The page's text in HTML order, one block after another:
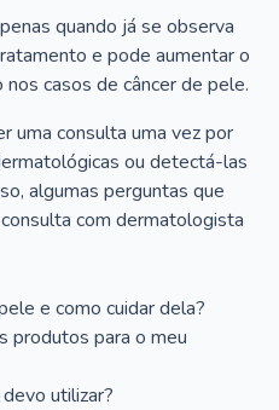
quando já se observa
e pode aumentar o
casos de câncer de pele.
uma consulta uma vez por
ou detectá-las
algumas perguntas que
com dermatologista
e como cuidar dela?
produtos para o meu
utilizar?